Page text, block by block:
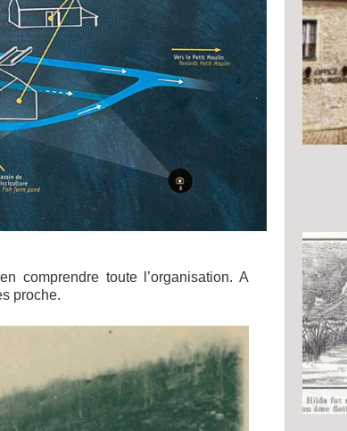
comprendre toute l’organisation. A
proche.